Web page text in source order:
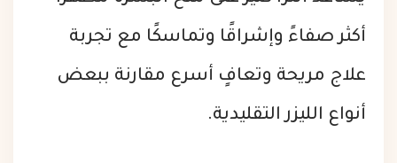
أكثر صفاءً وإشراقًا وتماسكًا مع تجربة
علاج مريحة وتعافٍ أسرع مقارنة ببعض
أنواع الليزر التقليدية.